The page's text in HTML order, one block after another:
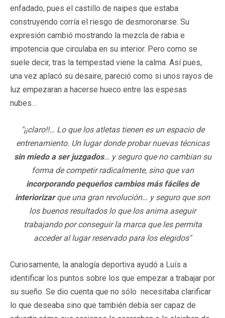
enfadado, pues el castillo de naipes que estaba
construyendo corría el riesgo de desmoronarse. Su
expresión cambió mostrando la mezcla de rabia e
impotencia que circulaba en su interior. Pero como se
suele decir, tras la tempestad viene la calma. Así pues,
una vez aplacó su desaire, pareció como si unos rayos de
luz empezaran a hacerse hueco entre las espesas
nubes…
"¡¡claro!!… Lo que los atletas tienen es un espacio de
entrenamiento. Un lugar donde probar nuevas técnicas
sin miedo a ser juzgados… y seguro que no cambian su
forma de competir radicalmente, sino que van
incorporando pequeños cambios más fáciles de
interiorizarque una gran revolución… y seguro que son
los buenos resultados lo que los anima aseguir
trabajando por conseguir la marca que les permita
acceder al lugar reservado para los elegidos"
Curiosamente, la analogía deportiva ayudó a Luís a
identificar los puntos sobre los que empezar a trabajar por
su sueño. Se dio cuenta que no sólo necesitaba clarificar
lo que deseaba sino que también debía ser capaz de